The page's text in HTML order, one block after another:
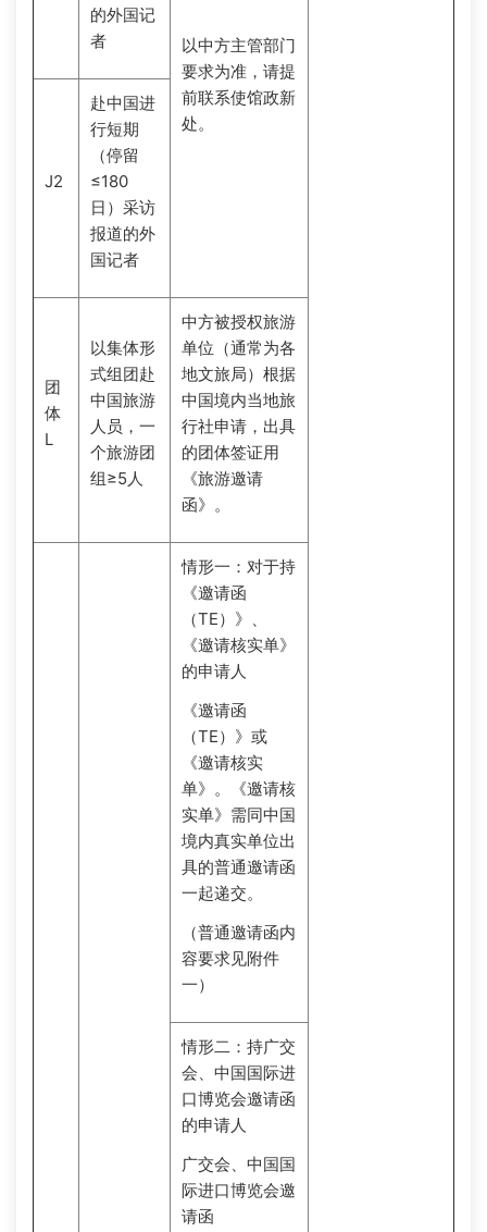
的外国记
者
以中方主管部门
要求为准，请提
前联系使馆政新
处。
J2
赴中国进
行短期
（停留
≤180
日）采访
报道的外
国记者
团
体
L
以集体形
式组团赴
中国旅游
人员，一
个旅游团
组≥5人
中方被授权旅游
单位（通常为各
地文旅局）根据
中国境内当地旅
行社申请，出具
的团体签证用
《旅游邀请
函》。
情形一：对于持
《邀请函
（TE）》、
《邀请核实单》
的申请人
《邀请函
（TE）》或
《邀请核实
单》。《邀请核
实单》需同中国
境内真实单位出
具的普通邀请函
一起递交。
（普通邀请函内
容要求见附件
一）
情形二：持广交
会、中国国际进
口博览会邀请函
的申请人
广交会、中国国
际进口博览会邀
请函